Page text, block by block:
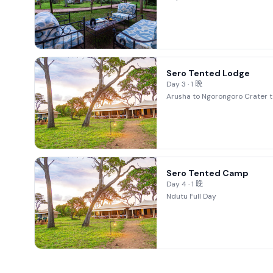
Sero Tented Lodge
Day 3 · 1 晚
Arusha to Ngorongoro Crater
Sero Tented Camp
Day 4 · 1 晚
Ndutu Full Day